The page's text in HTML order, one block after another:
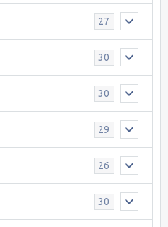
27
30
30
29
26
30